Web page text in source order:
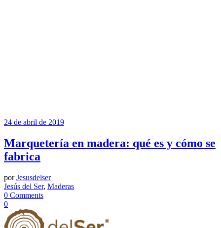
24 de abril de 2019
Marquetería en madera: qué es y cómo se
fabrica
porJesusdelser
Jesús del Ser, Maderas
0 Comments
0